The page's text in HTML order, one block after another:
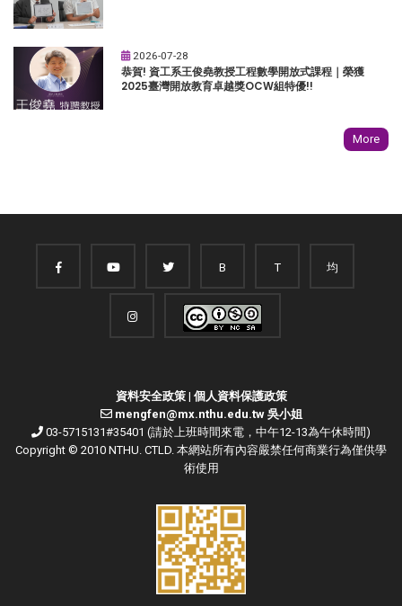
2026-07-28
恭賀! 資工系王俊堯教授工程數學開放式課程｜榮獲
2025臺灣開放教育卓越獎OCW組特優!!
More
B T 均
資料安全政策| 個人資料保護政策
mengfen@mx.nthu.edu.tw 吳小姐
03-5715131#35401 (請於上班時間來電，中午12-13為午休時間)
Copyright © 2010 NTHU. CTLD. 本網站所有內容嚴禁任何商業行為僅供學
術使用